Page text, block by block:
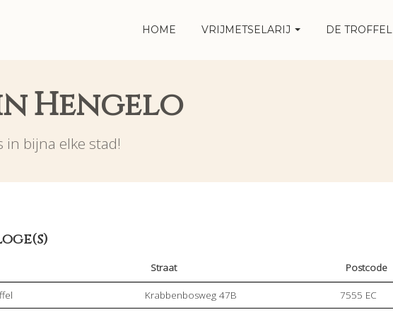
HOME VRIJMETSELARIJ DE TROFFEL
Hengelo
bijna elke stad!
Straat Postcode
Krabbenbosweg 47B 7555 EC